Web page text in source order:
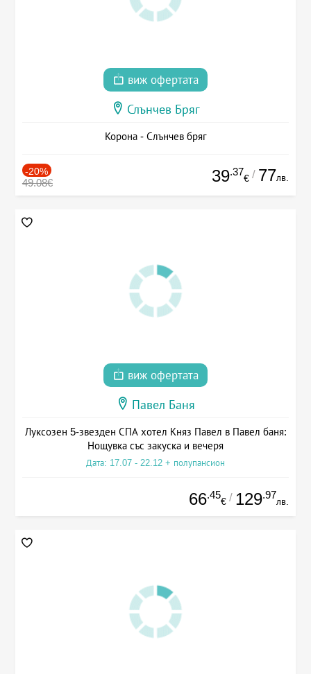
виж офертата
Слънчев Бряг
Корона - Слънчев бряг
-20%
49.08€ 39.37
€ / 77лв.
виж офертата
Павел Баня
Луксозен 5-звезден СПА хотел Княз Павел в Павел баня:
Нощувка със закуска и вечеря
Дата: 17.07 - 22.12 + полупансион
66.45
€ / 129.97
лв.